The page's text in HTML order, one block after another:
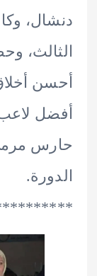
وكان
وحصل
أخلاق داخل
لاعب،
مرمى،